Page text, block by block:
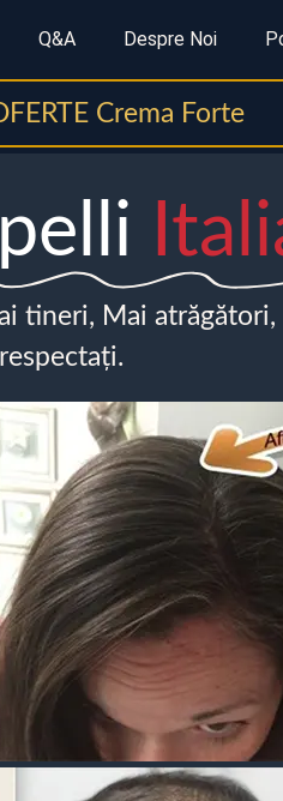
Q&A Despre Noi
Crema Forte
tineri, Mai atrăgători,